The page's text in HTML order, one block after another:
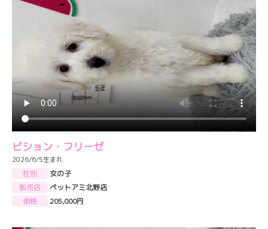
ビション・フリーゼ
2026/6/5生まれ
性別
女の子
販売店
ペットアミ北野店
価格
205,000円